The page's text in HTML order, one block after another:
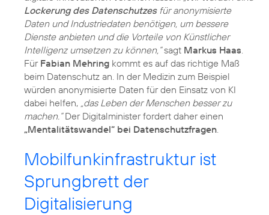
Lockerung des Datenschutzesfür anonymisierte
Daten und Industriedaten benötigen, um bessere
Dienste anbieten und die Vorteile von Künstlicher
Intelligenz umsetzen zu können,“sagt Markus Haas
Für Fabian Mehring kommt es auf das richtige Maß
beim Datenschutz an. In der Medizin zum Beispiel
würden anonymisierte Daten für den Einsatz von KI
dabei helfen, „das Leben der Menschen besser zu
machen.“Der Digitalminister fordert daher einen
„Mentalitätswandel“ bei Datenschutzfragen
Mobilfunkinfrastruktur ist
Sprungbrett der
Digitalisierung